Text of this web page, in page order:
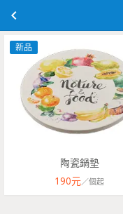
新品
陶瓷鍋墊
190元／個起